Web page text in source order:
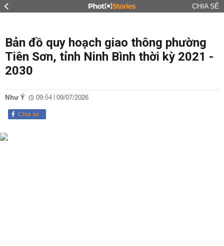
CHIA SẺ
Bản đồ quy hoạch giao thông phường
Tiên Sơn, tỉnh Ninh Bình thời kỳ 2021 -
2030
Như Ý 09:54 | 09/07/2026
Chia sẻ